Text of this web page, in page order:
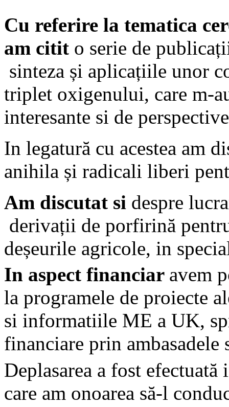
Cu referire la tematica
am citit o serie de
sinteza și aplicațiile unor
triplet oxigenului, care m-
interesante si de
In legatură cu acestea am
anihila și radicali liberi
Am discutat si despre
derivații de porfirină
deșeurile agricole, in
In aspect financiar avem
la programele de proiecte
si informatiile ME a UK,
financiare prin ambasadele
Deplasarea a fost
care am onoarea să-l